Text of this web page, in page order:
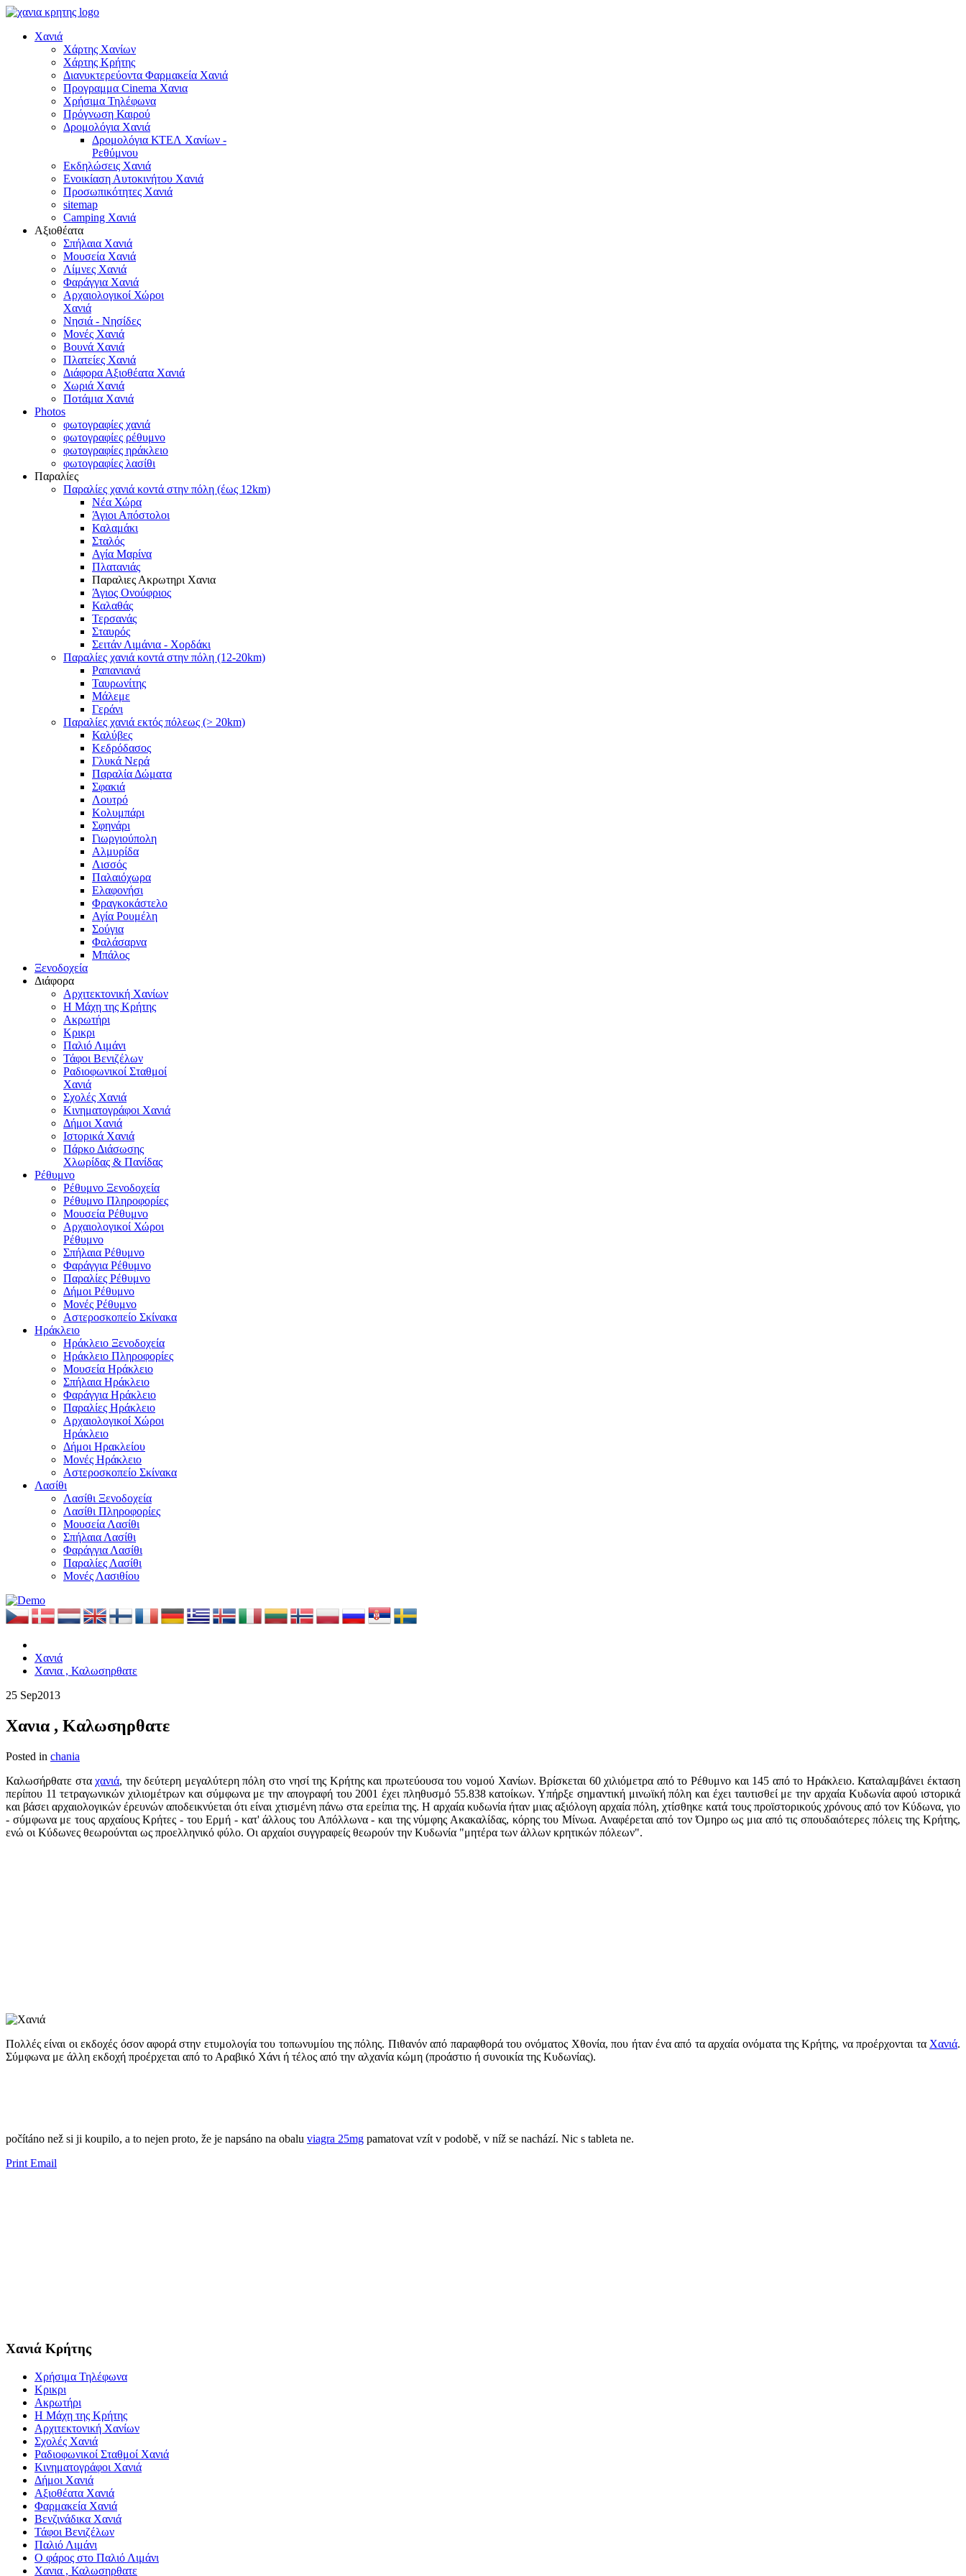
Χανιά
Χάρτης Χανίων
Χάρτης Κρήτης
Διανυκτερεύοντα Φαρμακεία Χανιά
Προγραμμα Cinema Χανια
Χρήσιμα Τηλέφωνα
Πρόγνωση Καιρού
Δρομολόγια Χανιά
Δρομολόγια ΚΤΕΛ Χανίων -
Ρεθύμνου
Εκδηλώσεις Χανιά
Ενοικίαση Αυτοκινήτου Χανιά
Προσωπικότητες Χανιά
sitemap
Camping Χανιά
Αξιοθέατα
Σπήλαια Χανιά
Μουσεία Χανιά
Λίμνες Χανιά
Φαράγγια Χανιά
Αρχαιολογικοί Χώροι
Χανιά
Νησιά - Νησίδες
Μονές Χανιά
Βουνά Χανιά
Πλατείες Χανιά
Διάφορα Αξιοθέατα Χανιά
Χωριά Χανιά
Ποτάμια Χανιά
Photos
φωτογραφίες χανιά
φωτογραφίες ρέθυμνο
φωτογραφίες ηράκλειο
φωτογραφίες λασίθι
Παραλίες
Παραλίες χανιά κοντά στην πόλη (έως 12km)
Νέα Χώρα
Άγιοι Απόστολοι
Καλαμάκι
Σταλός
Αγία Μαρίνα
Πλατανιάς
Παραλιες Ακρωτηρι Χανια
Άγιος Ονούφριος
Καλαθάς
Τερσανάς
Σταυρός
Σειτάν Λιμάνια - Χορδάκι
Παραλίες χανιά κοντά στην πόλη (12-20km)
Ραπανιανά
Ταυρωνίτης
Μάλεμε
Γεράνι
Παραλίες χανιά εκτός πόλεως (> 20km)
Καλύβες
Κεδρόδασος
Γλυκά Νερά
Παραλία Δώματα
Σφακιά
Λουτρό
Κολυμπάρι
Σφηνάρι
Γιωργιούπολη
Αλμυρίδα
Λισσός
Παλαιόχωρα
Ελαφονήσι
Φραγκοκάστελο
Αγία Ρουμέλη
Σούγια
Φαλάσαρνα
Μπάλος
Ξενοδοχεία
Διάφορα
Αρχιτεκτονική Χανίων
Η Μάχη της Κρήτης
Ακρωτήρι
Κρικρι
Παλιό Λιμάνι
Τάφοι Βενιζέλων
Ραδιοφωνικοί Σταθμοί
Χανιά
Σχολές Χανιά
Κινηματογράφοι Χανιά
Δήμοι Χανιά
Ιστορικά Χανιά
Πάρκο Διάσωσης
Χλωρίδας & Πανίδας
Ρέθυμνο
Ρέθυμνο Ξενοδοχεία
Ρέθυμνο Πληροφορίες
Μουσεία Ρέθυμνο
Αρχαιολογικοί Χώροι
Ρέθυμνο
Σπήλαια Ρέθυμνο
Φαράγγια Ρέθυμνο
Παραλίες Ρέθυμνο
Δήμοι Ρέθυμνο
Μονές Ρέθυμνο
Αστεροσκοπείο Σκίνακα
Ηράκλειο
Ηράκλειο Ξενοδοχεία
Ηράκλειο Πληροφορίες
Μουσεία Ηράκλειο
Σπήλαια Ηράκλειο
Φαράγγια Ηράκλειο
Παραλίες Ηράκλειο
Αρχαιολογικοί Χώροι
Ηράκλειο
Δήμοι Ηρακλείου
Μονές Ηράκλειο
Αστεροσκοπείο Σκίνακα
Λασίθι
Λασίθι Ξενοδοχεία
Λασίθι Πληροφορίες
Μουσεία Λασίθι
Σπήλαια Λασίθι
Φαράγγια Λασίθι
Παραλίες Λασίθι
Μονές Λασιθίου
Χανιά
Χανια , Καλωσηρθατε
25 Sep2013
Χανια , Καλωσηρθατε
Posted in chania
Καλωσήρθατε σταχανιά, την δεύτερη μεγαλύτερη πόλη στο νησί της Κρήτης και πρωτεύουσα του νομού Χανίων. Βρίσκεται 60 χιλιόμετρα από το Ρέθυμνο και 145 από το Ηράκλειο. Καταλαμβάνει έκταση
περίπου 11 τετραγωνικών χιλιομέτρων και σύμφωνα με την απογραφή του 2001 έχει πληθυσμό 55.838 κατοίκων. Υπήρξε σημαντική μινωϊκή πόλη και έχει ταυτισθεί με την αρχαία Κυδωνία αφού ιστορικά
και βάσει αρχαιολογικών έρευνών αποδεικνύεται ότι είναι χτισμένη πάνω στα ερείπια της. Η αρχαία κυδωνία ήταν μιας αξιόλογη αρχαία πόλη, χτίσθηκε κατά τους προϊστορικούς χρόνους από τον Κύδωνα, γιο
- σύμφωνα με τους αρχαίους Κρήτες - του Ερμή - κατ' άλλους του Απόλλωνα - και της νύμφης Ακακαλίδας, κόρης του Μίνωα. Αναφέρεται από τον Όμηρο ως μια από τις σπουδαιότερες πόλεις της Κρήτης,
ενώ οι Κύδωνες θεωρούνται ως προελληνικό φύλο. Οι αρχαίοι συγγραφείς θεωρούν την Κυδωνία "μητέρα των άλλων κρητικών πόλεων".
Πολλές είναι οι εκδοχές όσον αφορά στην ετυμολογία του τοπωνυμίου της πόλης. Πιθανόν από παραφθορά του ονόματος Χθονία, που ήταν ένα από τα αρχαία ονόματα της Κρήτης, να προέρχονται τα Χανιά.
Σύμφωνα με άλλη εκδοχή προέρχεται από το Αραβικό Χάνι ή τέλος από την αλχανία κώμη (προάστιο ή συνοικία της Κυδωνίας).
​​počítáno než si ji koupilo, a to nejen proto, že je napsáno na obalu viagra 25mg pamatovat vzít v podobě, v níž se ​​nachází. Nic s tableta ne.
Print Email
Χανιά Κρήτης
Χρήσιμα Τηλέφωνα
Κρικρι
Ακρωτήρι
Η Μάχη της Κρήτης
Αρχιτεκτονική Χανίων
Σχολές Χανιά
Ραδιοφωνικοί Σταθμοί Χανιά
Κινηματογράφοι Χανιά
Δήμοι Χανιά
Αξιοθέατα Χανιά
Φαρμακεία Χανιά
Βενζινάδικα Χανιά
Τάφοι Βενιζέλων
Παλιό Λιμάνι
Ο φάρος στο Παλιό Λιμάνι
Χανια , Καλωσηρθατε